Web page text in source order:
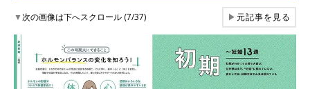
▼次の画像は下へスクロール (7/37) ▶元記事を見る